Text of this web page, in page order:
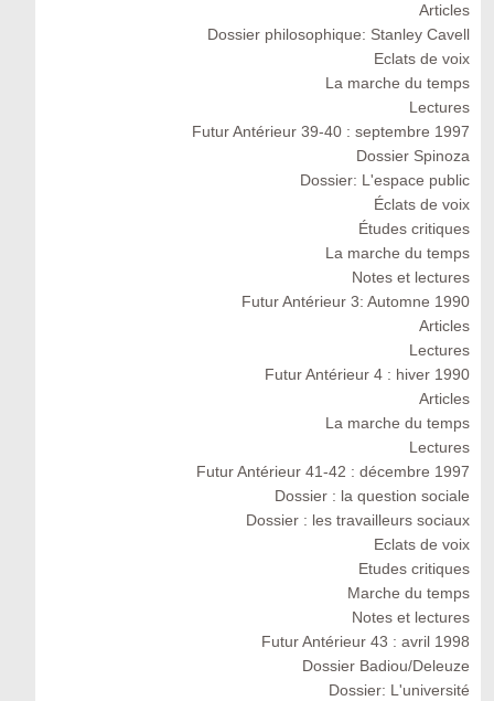
Articles
Dossier philosophique: Stanley Cavell
Eclats de voix
La marche du temps
Lectures
Futur Antérieur 39-40 : septembre 1997
Dossier Spinoza
Dossier: L'espace public
Éclats de voix
Études critiques
La marche du temps
Notes et lectures
Futur Antérieur 3: Automne 1990
Articles
Lectures
Futur Antérieur 4 : hiver 1990
Articles
La marche du temps
Lectures
Futur Antérieur 41-42 : décembre 1997
Dossier : la question sociale
Dossier : les travailleurs sociaux
Eclats de voix
Etudes critiques
Marche du temps
Notes et lectures
Futur Antérieur 43 : avril 1998
Dossier Badiou/Deleuze
Dossier: L'université